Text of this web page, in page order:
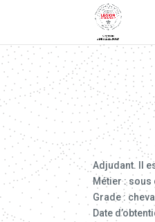
Adjudant. Il
Métier :
Grade :
Date